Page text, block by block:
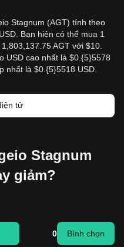
Stagnum (AGT) tính theo
Bạn hiện có thể mua 1
AGT với $10.
USD cao nhất là $0.{​5}5578
nhất là $0.{​5}5518 USD.
tử
Stagnum
giảm?
0 Bình chọn